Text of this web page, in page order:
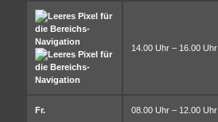
14.00 Uhr – 16.00 Uhr
Fr. 08.00 Uhr – 12.00 Uhr